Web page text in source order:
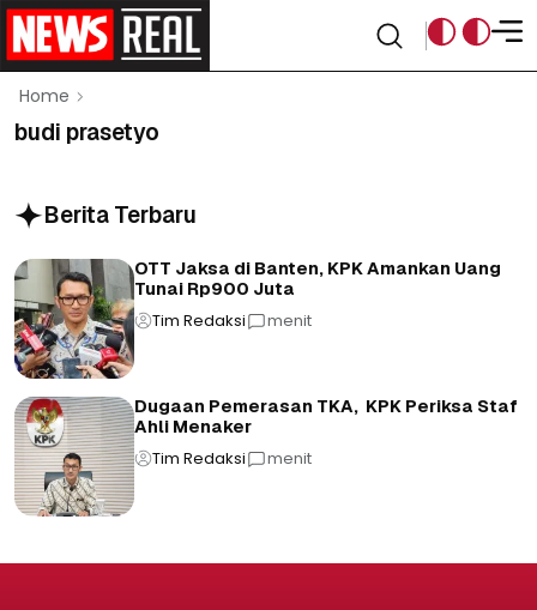
Home
budi prasetyo
Berita Terbaru
OTT Jaksa di Banten, KPK Amankan Uang
Tunai Rp900 Juta
Tim Redaksi menit
Dugaan Pemerasan TKA, KPK Periksa Staf
Ahli Menaker
Tim Redaksi menit